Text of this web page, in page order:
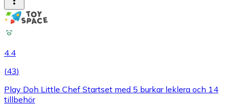
4.4
(43)
Play Doh Little Chef Startset med 5 burkar leklera och 14
tillbehör